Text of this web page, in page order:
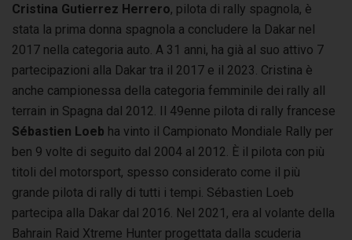
Cristina Gutierrez Herrero, pilota di rally spagnola, è
stata la prima donna spagnola a concludere la Dakar nel
2017 nella categoria auto. A 31 anni, ha già al suo attivo 7
partecipazioni alla Dakar tra il 2017 e il 2023. Cristina è
anche campionessa della categoria femminile dei rally all
terrain in Spagna dal 2012. Il 49enne pilota di rally francese
Sébastien Loeb ha vinto il Campionato Mondiale Rally per
ben 9 volte di seguito dal 2004 al 2012. È il pilota con più
titoli del motorsport, spesso considerato come il più
grande pilota di rally di tutti i tempi. Sébastien Loeb
partecipa alla Dakar dal 2016. Nel 2021, era al volante della
Bahrain Raid Xtreme Hunter progettata dalla scuderia